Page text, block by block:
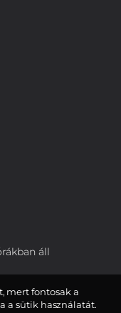
áll
mert fontosak a
a sütik használatát.